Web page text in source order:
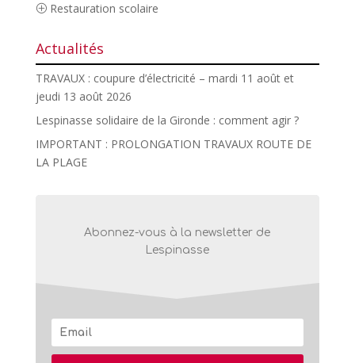
Restauration scolaire
Actualités
TRAVAUX : coupure d’électricité – mardi 11 août et
jeudi 13 août 2026
Lespinasse solidaire de la Gironde : comment agir ?
IMPORTANT : PROLONGATION TRAVAUX ROUTE DE
LA PLAGE
Abonnez-vous à la newsletter de
Lespinasse